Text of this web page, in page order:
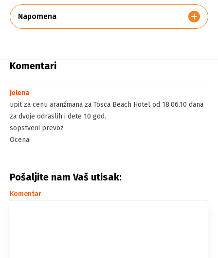
Napomena
Komentari
Jelena
upit za cenu aranžmana za Tosca Beach Hotel od 18.06.10 dana
za dvoje odraslih i dete 10 god.
sopstveni prevoz
Ocena:
Pošaljite nam Vaš utisak:
Komentar